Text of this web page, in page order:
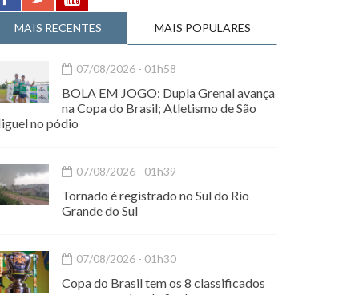
MAIS RECENTES MAIS POPULARES
07/08/2026 - 01h58
BOLA EM JOGO: Dupla Grenal avança
na Copa do Brasil; Atletismo de São
no pódio
07/08/2026 - 01h39
Tornado é registrado no Sul do Rio
Grande do Sul
07/08/2026 - 01h30
Copa do Brasil tem os 8 classificados